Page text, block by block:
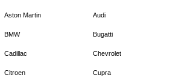
Aston Martin Audi
BMW Bugatti
Cadillac Chevrolet
Citroen Cupra